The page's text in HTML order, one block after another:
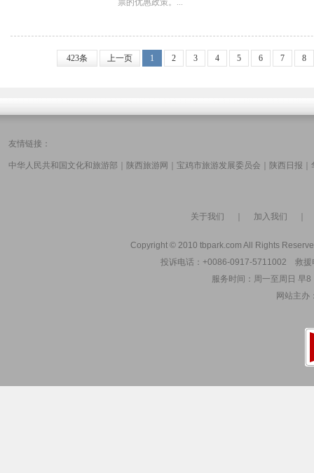
票的优惠政策。...
423条 上一页 1 2 3 4 5 6 7 8
友情链接：
中华人民共和国文化和旅游部 陕西旅游网 宝鸡市旅游发展委员会 陕西日报
关于我们 加入我们
Copyright © 2010 tbpark.com All Rights
投诉电话：+0086-0917-5711002 救
服务时间：周一至周日 早
网站主办